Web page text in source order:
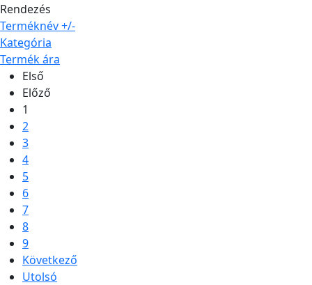
Rendezés
Terméknév +/-
Kategória
Termék ára
Első
Előző
1
2
3
4
5
6
7
8
9
Következő
Utolsó